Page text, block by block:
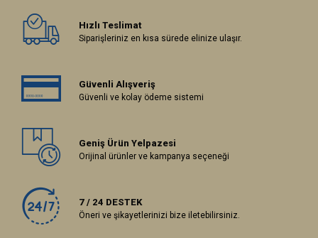
Hızlı Teslimat
Siparişleriniz en kısa sürede elinize ulaşır.
Güvenli Alışveriş
Güvenli ve kolay ödeme sistemi
Geniş Ürün Yelpazesi
Orijinal ürünler ve kampanya seçeneği
7 / 24 DESTEK
Öneri ve şikayetlerinizi bize iletebilirsiniz.